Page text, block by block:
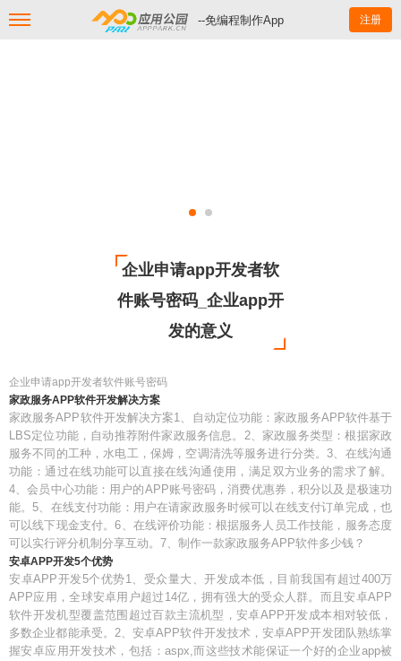
--免编程制作App 注册
企业申请app开发者软
件账号密码_企业app开
发的意义
企业申请app开发者软件账号密码
家政服务APP软件开发解决方案
家政服务APP软件开发解决方案1、自动定位功能：家政服务APP软件基于
LBS定位功能，自动推荐附件家政服务信息。2、家政服务类型：根据家政
服务不同的工种，水电工，保姆，空调清洗等服务进行分类。3、在线沟通
功能：通过在线功能可以直接在线沟通使用，满足双方业务的需求了解。
4、会员中心功能：用户的APP账号密码，消费优惠券，积分以及是极速功
能。5、在线支付功能：用户在请家政服务时候可以在线支付订单完成，也
可以线下现金支付。6、在线评价功能：根据服务人员工作技能，服务态度
可以实行评分机制分享互动。7、制作一款家政服务APP软件多少钱？
安卓APP开发5个优势
安卓APP开发5个优势1、受众量大、开发成本低，目前我国有超过400万
APP应用，全球安卓用户超过14亿，拥有强大的受众人群。而且安卓APP
软件开发机型覆盖范围超过百款主流机型，安卓APP开发成本相对较低，
多数企业都能承受。2、安卓APP软件开发技术，安卓APP开发团队熟练掌
握安卓应用开发技术，包括：aspx,而这些技术能保证一个好的企业app被